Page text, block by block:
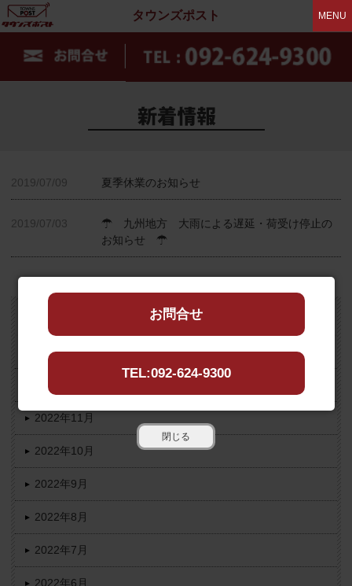
MENU
タウンズポスト
2019/07/09 夏季休業のお知らせ
2019/07/03
☂ 九州地方 大雨による遅延・荷受け停止の
お知らせ ☂
2023年1月
2022年11月
2022年10月
2022年9月
2022年8月
2022年7月
2022年6月
お問合せ
TEL:092-624-9300
閉じる